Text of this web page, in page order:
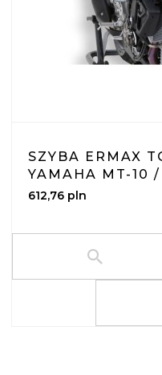
SZYBA ERMAX
YAMAHA MT-10
612,76 pln